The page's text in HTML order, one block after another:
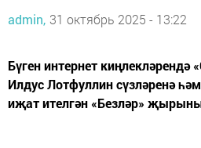
admin, 31 октябрь 2025 - 13:22
Бүген интернет киңлекләрендә
Илдус Лотфуллин сүзләренә
иҗат ителгән «Безләр»